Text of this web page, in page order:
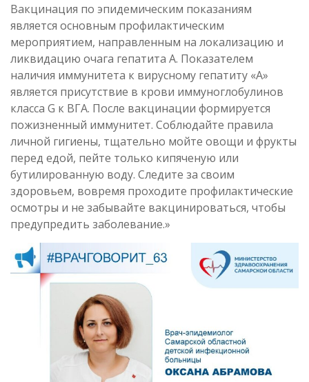
Вакцинация по эпидемическим показаниям
является основным профилактическим
мероприятием, направленным на локализацию и
ликвидацию очага гепатита А. Показателем
наличия иммунитета к вирусному гепатиту «А»
является присутствие в крови иммуноглобулинов
класса G к ВГА. После вакцинации формируется
пожизненный иммунитет. Соблюдайте правила
личной гигиены, тщательно мойте овощи и фрукты
перед едой, пейте только кипяченую или
бутилированную воду. Следите за своим
здоровьем, вовремя проходите профилактические
осмотры и не забывайте вакцинироваться, чтобы
предупредить заболевание.»